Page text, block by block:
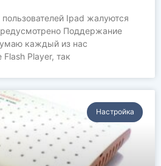
Ipad жалуются
Поддержание
каждый из нас
Player, так
Настройка